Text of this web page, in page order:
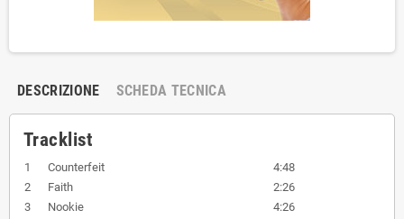
DESCRIZIONE SCHEDA TECNICA
Tracklist
1 Counterfeit
4:48
2
Faith
2:26
3
Nookie
4:26